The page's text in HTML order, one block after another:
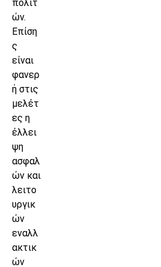
πολιτ
ών.
Επίση
ς
είναι
φανερ
ή στις
μελέτ
ες η
έλλει
ψη
ασφαλ
ών και
λειτο
υργικ
ών
εναλλ
ακτικ
ών